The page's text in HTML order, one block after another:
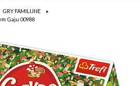
GRY FAMILIJNE
Gaju 00988